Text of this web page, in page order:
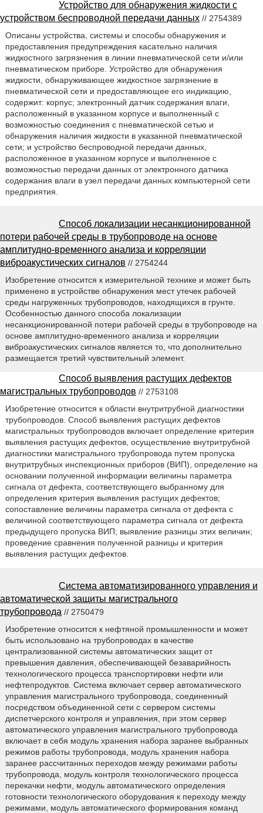
Устройство для обнаружения жидкости с
устройством беспроводной передачи данных // 2754389
Описаны устройства, системы и способы обнаружения и
предоставления предупреждения касательно наличия
жидкостного загрязнения в линии пневматической сети и/или
пневматическом приборе. Устройство для обнаружения
жидкости, обнаруживающее жидкостное загрязнение в
пневматической сети и предоставляющее его индикацию,
содержит: корпус; электронный датчик содержания влаги,
расположенный в указанном корпусе и выполненный с
возможностью соединения с пневматической сетью и
обнаружения наличия жидкости в указанной пневматической
сети; и устройство беспроводной передачи данных,
расположенное в указанном корпусе и выполненное с
возможностью передачи данных от электронного датчика
содержания влаги в узел передачи данных компьютерной сети
предприятия.
Способ локализации несанкционированной
потери рабочей среды в трубопроводе на основе
амплитудно-временного анализа и корреляции
виброакустических сигналов // 2754244
Изобретение относится к измерительной технике и может быть
применено в устройстве обнаружения мест утечек рабочей
среды нагруженных трубопроводов, находящихся в грунте.
Особенностью данного способа локализации
несанкционированной потери рабочей среды в трубопроводе на
основе амплитудно-временного анализа и корреляции
виброакустических сигналов является то, что дополнительно
размещается третий чувствительный элемент.
Способ выявления растущих дефектов
магистральных трубопроводов // 2753108
Изобретение относится к области внутритрубной диагностики
трубопроводов. Способ выявления растущих дефектов
магистральных трубопроводов включает определение критерия
выявления растущих дефектов, осуществление внутритрубной
диагностики магистрального трубопровода путем пропуска
внутритрубных инспекционных приборов (ВИП), определение на
основании полученной информации величины параметра
сигнала от дефекта, соответствующего выбранному для
определения критерия выявления растущих дефектов;
сопоставление величины параметра сигнала от дефекта с
величиной соответствующего параметра сигнала от дефекта
предыдущего пропуска ВИП; выявление разницы этих величин;
проведение сравнения полученной разницы и критерия
выявления растущих дефектов.
Система автоматизированного управления и
автоматической защиты магистрального
трубопровода // 2750479
Изобретение относится к нефтяной промышленности и может
быть использовано на трубопроводах в качестве
централизованной системы автоматических защит от
превышения давления, обеспечивающей безаварийность
технологического процесса транспортировки нефти или
нефтепродуктов. Система включает сервер автоматического
управления магистрального трубопровода, соединенный
посредством объединенной сети с сервером системы
диспетчерского контроля и управления, при этом сервер
автоматического управления магистрального трубопровода
включает в себя модуль хранения набора заранее выбранных
режимов работы трубопровода, модуль хранения набора
заранее рассчитанных переходов между режимами работы
трубопровода, модуль контроля технологического процесса
перекачки нефти, модуль автоматического определения
готовности технологического оборудования к переходу между
режимами, модуль автоматического формирования команд